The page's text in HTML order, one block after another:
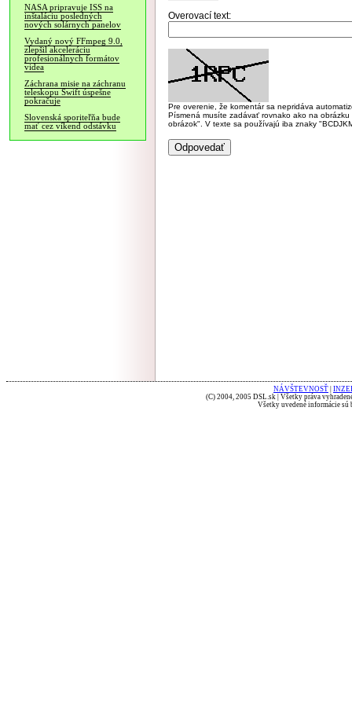
NASA pripravuje ISS na
inštaláciu posledných
nových solárnych panelov
Vydaný nový FFmpeg 9.0,
zlepšil akceleráciu
profesionálnych formátov
videa
Záchrana misie na záchranu
teleskopu Swift úspešne
pokračuje
Slovenská sporiteľňa bude
mať cez víkend odstávku
Overovací text:
Pre overenie, že komentár sa nepridáva
Písmená musíte zadávať rovnako ako na
obrázok". V texte sa používajú iba znaky
NÁVŠTEVNOSŤ
(C) 2004, 2005 DSL.sk | Všetky práva
Všetky uvedené informácie sú